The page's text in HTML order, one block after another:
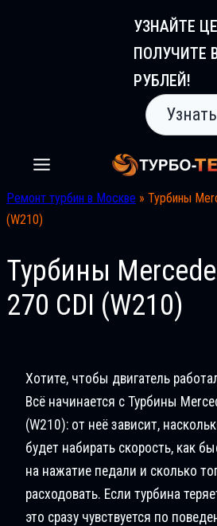
УЗНАЙТЕ
ПОЛУЧИТЕ
РУБЛЕЙ!
Ремонт турбин в Москве » Турбины
(W210)
Турбины
270 CDI (W210)
Хотите, чтобы двигатель
Всё начинается с Турбины
(W210): от неё зависит,
будет набирать скорость, как
на нажатие педали и сколько
расходовать. Если турбина
это сразу чувствуется по